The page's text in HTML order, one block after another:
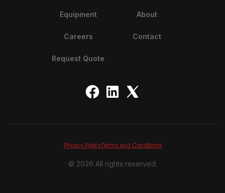
Equipment About
Careers Contact
Request Quote
© 2026 All rights reserved.
Privacy PolicyTerms and Conditions